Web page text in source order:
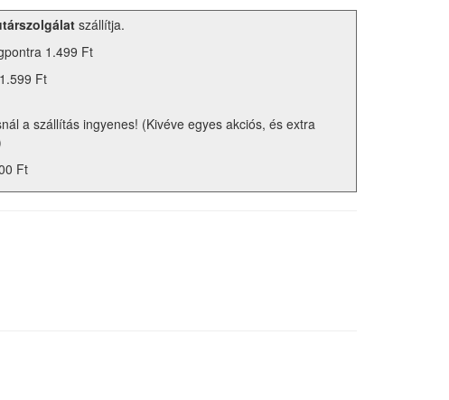
szállítja.
1.499 Ft
Ft
a szállítás ingyenes! (Kivéve egyes akciós, és extra
Ft